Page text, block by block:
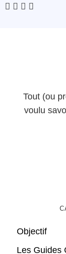
Tout (ou
voulu
Objectif
Les Guides